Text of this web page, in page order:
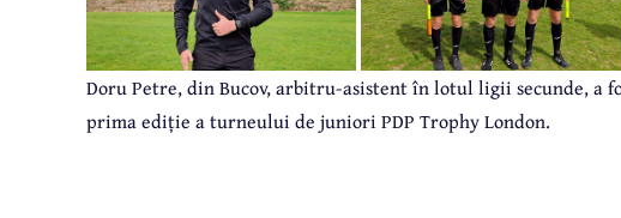
Doru Petre, din Bucov, arbitru-asistent în lotul ligii secunde, a
prima ediție a turneului de juniori PDP Trophy London.